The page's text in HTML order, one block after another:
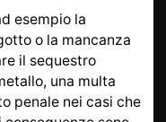
esempio la
o la mancanza
il sequestro
una multa
penale nei casi che